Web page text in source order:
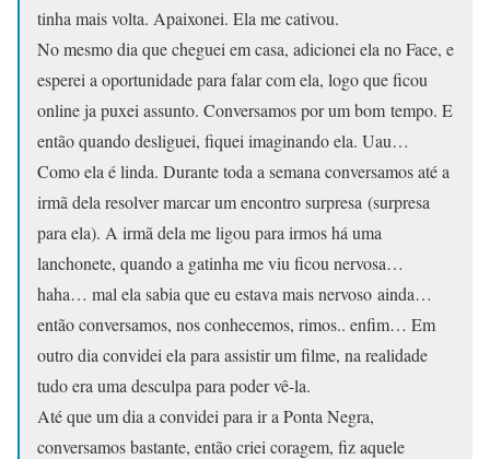
tinha mais volta. Apaixonei. Ela me cativou.
No mesmo dia que cheguei em casa, adicionei ela no Face, e
esperei a oportunidade para falar com ela, logo que ficou
online ja puxei assunto. Conversamos por um bom tempo. E
então quando desliguei, fiquei imaginando ela. Uau…
Como ela é linda. Durante toda a semana conversamos até a
irmã dela resolver marcar um encontro surpresa (surpresa
para ela). A irmã dela me ligou para irmos há uma
lanchonete, quando a gatinha me viu ficou nervosa…
haha… mal ela sabia que eu estava mais nervoso ainda…
então conversamos, nos conhecemos, rimos.. enfim… Em
outro dia convidei ela para assistir um filme, na realidade
tudo era uma desculpa para poder vê-la.
Até que um dia a convidei para ir a Ponta Negra,
conversamos bastante, então criei coragem, fiz aquele